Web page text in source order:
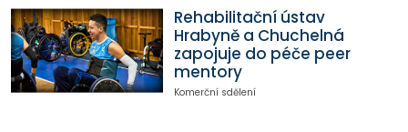
Rehabilitační ústav
Hrabyně a Chuchelná
zapojuje do péče peer
mentory
Komerční sdělení